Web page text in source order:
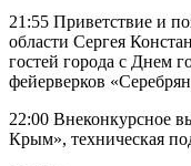
21:55 Приветствие и
области Сергея
гостей города с Днем
фейерверков
22:00 Внеконкурсное
Крым», техническая